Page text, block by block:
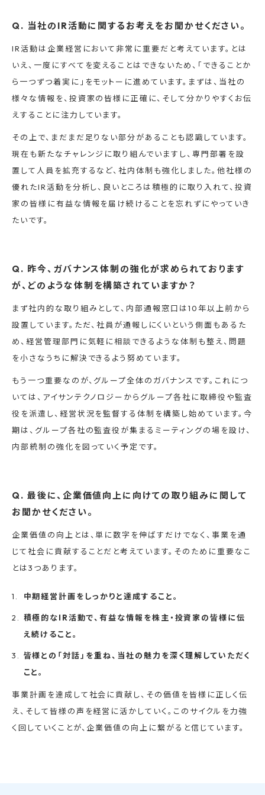
Q. 当社のIR活動に関するお考えをお聞かせください。
IR活動は企業経営において非常に重要だと考えています。とは
いえ、一度にすべてを変えることはできないため、「できることか
ら一つずつ着実に」をモットーに進めています。まずは、当社の
様々な情報を、投資家の皆様に正確に、そして分かりやすくお伝
えすることに注力しています。
その上で、まだまだ足りない部分があることも認識しています。
現在も新たなチャレンジに取り組んでいますし、専門部署を設
置して人員を拡充するなど、社内体制も強化しました。他社様の
優れたIR活動を分析し、良いところは積極的に取り入れて、投資
家の皆様に有益な情報を届け続けることを忘れずにやっていき
たいです。
Q. 昨今、ガバナンス体制の強化が求められております
が、どのような体制を構築されていますか？
まず社内的な取り組みとして、内部通報窓口は10年以上前から
設置しています。ただ、社員が通報しにくいという側面もあるた
め、経営管理部門に気軽に相談できるような体制も整え、問題
を小さなうちに解決できるよう努めています。
もう一つ重要なのが、グループ全体のガバナンスです。これにつ
いては、アイサンテクノロジーからグループ各社に取締役や監査
役を派遣し、経営状況を監督する体制を構築し始めています。今
期は、グループ各社の監査役が集まるミーティングの場を設け、
内部統制の強化を図っていく予定です。
Q. 最後に、企業価値向上に向けての取り組みに関して
お聞かせください。
企業価値の向上とは、単に数字を伸ばすだけでなく、事業を通
じて社会に貢献することだと考えています。そのために重要なこ
とは3つあります。
中期経営計画をしっかりと達成すること。
積極的なIR活動で、有益な情報を株主・投資家の皆様に伝
え続けること。
皆様との「対話」を重ね、当社の魅力を深く理解していただく
こと。
事業計画を達成して社会に貢献し、その価値を皆様に正しく伝
え、そして皆様の声を経営に活かしていく。このサイクルを力強
く回していくことが、企業価値の向上に繋がると信じています。